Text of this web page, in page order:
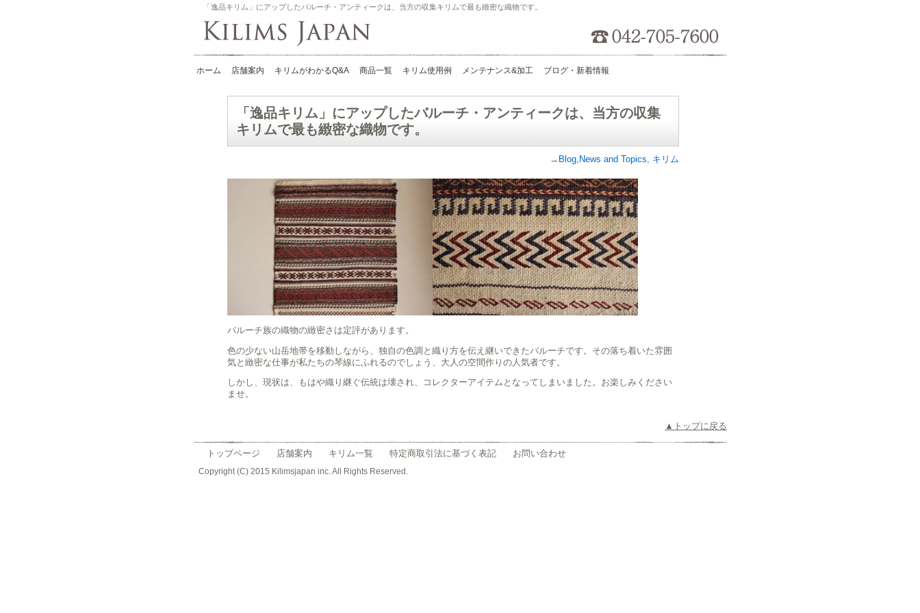
「逸品キリム」にアップしたバルーチ・アンティークは、当方の収集キリムで最も緻密な織物です。
ホーム 店舗案内 キリムがわかるQ&A 商品一覧 キリム使用例 メンテナンス&加工 ブログ・新着情報
「逸品キリム」にアップしたバルーチ・アンティークは、当方の収集
キリムで最も緻密な織物です。
→ Blog,News and Topics, キリム
バルーチ族の織物の緻密さは定評があります。
色の少ない山岳地帯を移動しながら、独自の色調と織り方を伝え継いできたバルーチです。その落ち着いた雰囲
気と緻密な仕事が私たちの琴線にふれるのでしょう、大人の空間作りの人気者です。
しかし、現状は、もはや織り継ぐ伝統は壊され、コレクターアイテムとなってしまいました。お楽しみください
ませ。
▲トップに戻る
トップページ 店舗案内 キリム一覧 特定商取引法に基づく表記 お問い合わせ
Copyright (C) 2015 Kilimsjapan inc. All Rights Reserved.